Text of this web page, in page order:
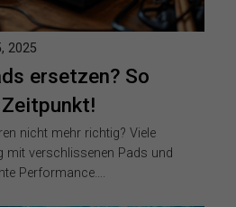
ersetzen? So
2025
nicht mehr richtig? Viele
mit verschlissenen Pads und
Performance….